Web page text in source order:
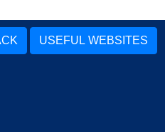
USEFUL WEBSITES